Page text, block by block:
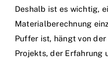
Deshalb ist es wichtig,
Materialberechnung
Puffer ist, hängt von
Projekts, der Erfahrung